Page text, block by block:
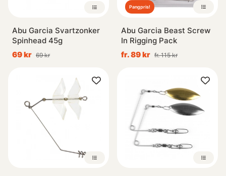
Abu Garcia Svartzonker
Spinhead 45g
69 kr 69 kr
Pangpris!
Abu Garcia Beast Screw
In Rigging Pack
fr. 89 kr fr. 115 kr